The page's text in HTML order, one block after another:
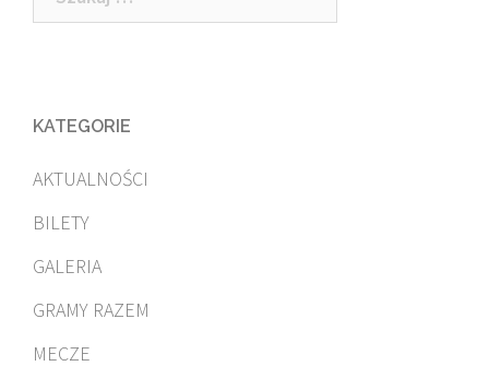
KATEGORIE
AKTUALNOŚCI
BILETY
GALERIA
GRAMY RAZEM
MECZE